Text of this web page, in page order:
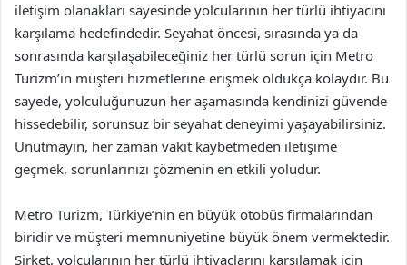
iletişim olanakları sayesinde yolcularının her türlü ihtiyacını
karşılama hedefindedir. Seyahat öncesi, sırasında ya da
sonrasında karşılaşabileceğiniz her türlü sorun için Metro
Turizm’in müşteri hizmetlerine erişmek oldukça kolaydır. Bu
sayede, yolculuğunuzun her aşamasında kendinizi güvende
hissedebilir, sorunsuz bir seyahat deneyimi yaşayabilirsiniz.
Unutmayın, her zaman vakit kaybetmeden iletişime
geçmek, sorunlarınızı çözmenin en etkili yoludur.
Metro Turizm, Türkiye’nin en büyük otobüs firmalarından
biridir ve müşteri memnuniyetine büyük önem vermektedir.
Şirket, yolcularının her türlü ihtiyaçlarını karşılamak için